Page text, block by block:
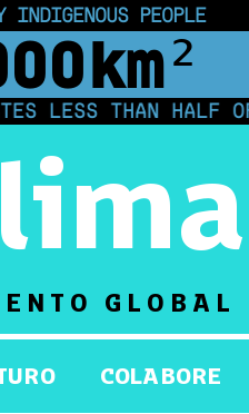
INDIGENOUS PEOPLE
km²
HALF OF
GLOBAL
COLABORE